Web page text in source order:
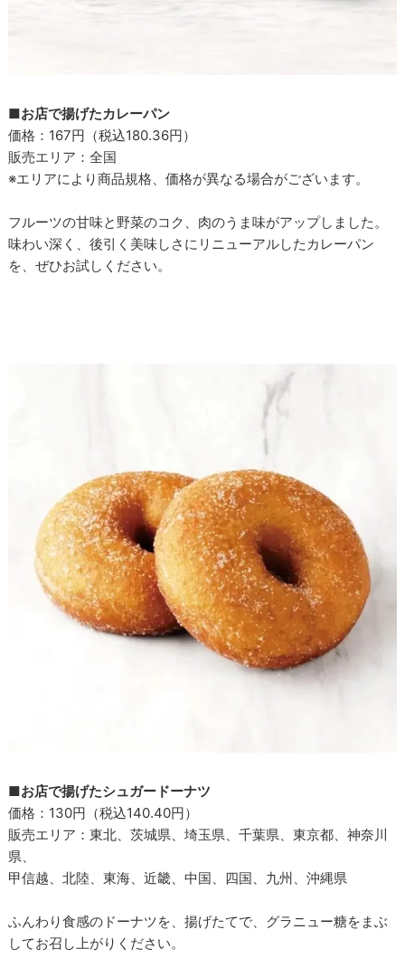
■お店で揚げたカレーパン
価格：167円（税込180.36円）
販売エリア：全国
※エリアにより商品規格、価格が異なる場合がございます。
フルーツの甘味と野菜のコク、肉のうま味がアップしました。
味わい深く、後引く美味しさにリニューアルしたカレーパン
を、ぜひお試しください。
■お店で揚げたシュガードーナツ
価格：130円（税込140.40円）
販売エリア：東北、茨城県、埼玉県、千葉県、東京都、神奈川
県、
甲信越、北陸、東海、近畿、中国、四国、九州、沖縄県
ふんわり食感のドーナツを、揚げたてで、グラニュー糖をまぶ
してお召し上がりください。